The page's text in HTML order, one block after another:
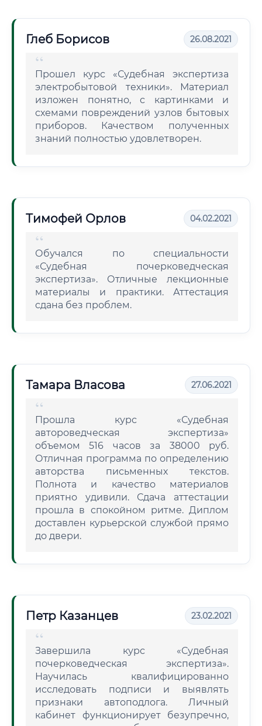
Глеб Борисов 26.08.2021
Прошел курс «Судебная экспертиза
электробытовой техники». Материал
изложен понятно, с картинками и
схемами повреждений узлов бытовых
приборов. Качеством полученных
знаний полностью удовлетворен.
Тимофей Орлов 04.02.2021
Обучался по специальности
«Судебная почерковедческая
экспертиза». Отличные лекционные
материалы и практики. Аттестация
сдана без проблем.
Тамара Власова 27.06.2021
Прошла курс «Судебная
автороведческая экспертиза»
объемом 516 часов за 38000 руб.
Отличная программа по определению
авторства письменных текстов.
Полнота и качество материалов
приятно удивили. Сдача аттестации
прошла в спокойном ритме. Диплом
доставлен курьерской службой прямо
до двери.
Петр Казанцев 23.02.2021
Завершила курс «Судебная
почерковедческая экспертиза».
Научилась квалифицированно
исследовать подписи и выявлять
признаки автоподлога. Личный
кабинет функционирует безупречно,